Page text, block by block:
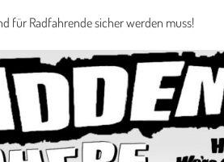
für Radfahrende sicher werden muss!